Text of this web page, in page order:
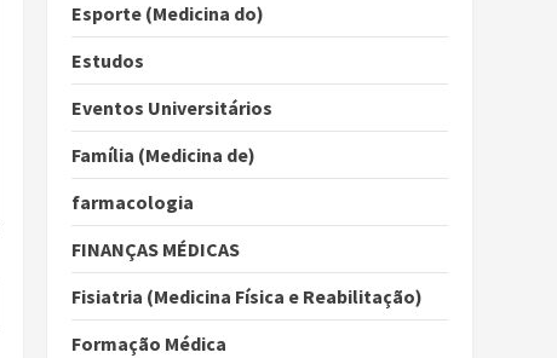
Esporte (Medicina do)
Estudos
Eventos Universitários
Família (Medicina de)
farmacologia
FINANÇAS MÉDICAS
Fisiatria (Medicina Física e Reabilitação)
Formação Médica